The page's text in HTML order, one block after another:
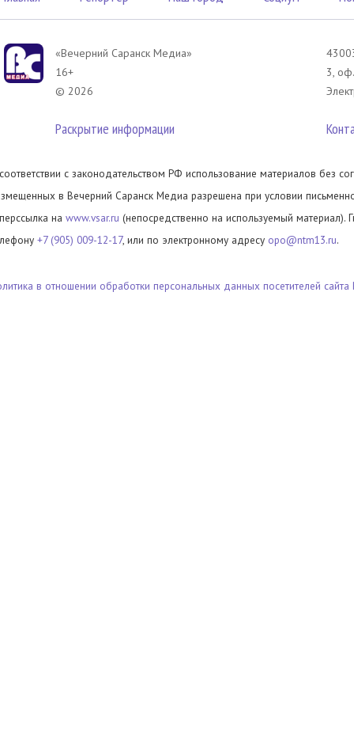
«Вечерний Саранск Mедиа»
16+
© 2026
Раскрытие информации
3,
с законодательством РФ использование материалов без
в Вечерний Саранск Медиа разрешена при условии
на www.vsar.ru (непосредственно на используемый материал).
+7 (905) 009-12-17, или по электронному адресу opo@ntm13.ru.
в отношении обработки персональных данных посетителей